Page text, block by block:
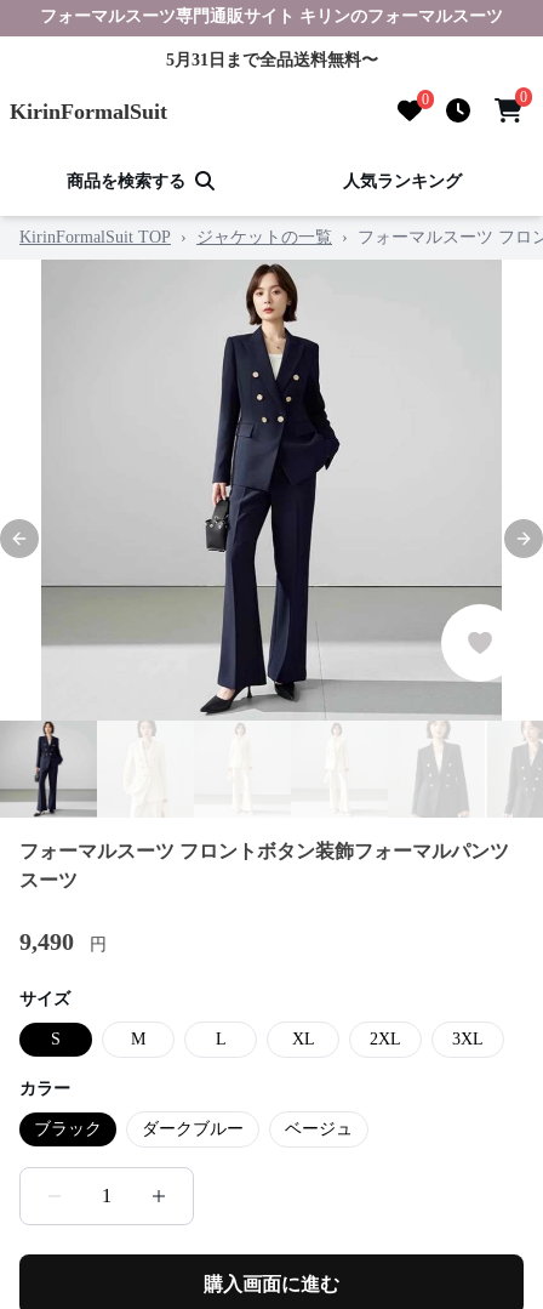
フォーマルスーツ専門通販サイト キリンのフォーマルスーツ
5月31日まで全品送料無料〜
KirinFormalSuit 0 0
商品を検索する 人気ランキング
KirinFormalSuit TOP › ジャケットの一覧 › フォーマルスーツ フロ
Previous slide
フォーマルスーツ フロントボタン装飾フォーマルパンツ
スーツ
9,490 円
サイズ
S M L XL 2XL 3XL
カラー
ブラック ダークブルー ベージュ
1
購入画面に進む